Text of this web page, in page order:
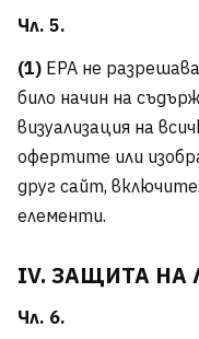
Чл. 5.
(1) ЕРА не
било начин на
визуализация на
офертите или
друг сайт,
елементи.
IV. ЗАЩИТА НА
Чл. 6.